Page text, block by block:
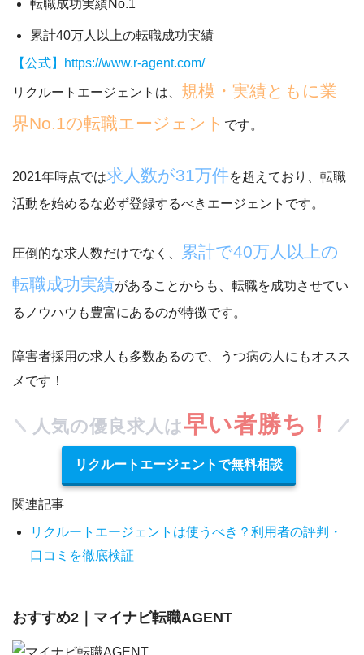
転職成功実績No.1
累計40万人以上の転職成功実績
【公式】https://www.r-agent.com/
リクルートエージェントは、 規模・実績ともに業
界No.1の転職エージェント です。
2021年時点では求人数が31万件を超えており、転職
活動を始めるな必ず登録するべきエージェントです。
圧倒的な求人数だけでなく、
累計で40万人以上の
転職成功実績があることからも、転職を成功させてい
るノウハウも豊富にあるのが特徴です。
障害者採用の求人も多数あるので、うつ病の人にもオスス
メです！
人気の優良求人は早い者勝ち！
リクルートエージェントで無料相談
関連記事
リクルートエージェントは使うべき？利用者の評判・
口コミを徹底検証
おすすめ2｜マイナビ転職AGENT